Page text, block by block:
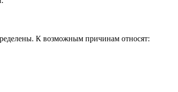
К возможным причинам относят: